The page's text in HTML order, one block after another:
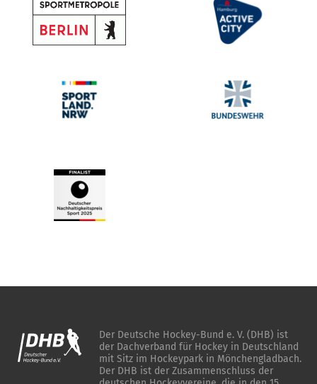
Der Deutsche Hockey-Bund e. V. (DHB) ist
der Dachverband für Hockey in Deutschland
mit Sitz im Hockeypark in Mönchengladbach.
Der DHB ist der Zusammenschluss der